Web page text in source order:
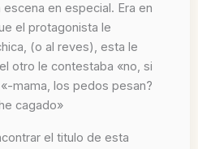
en especial. Era en
el protagonista le
(o al reves), esta le
otro le contestaba «no, si
mama, los pedos pesan?
cagado»
el titulo de esta